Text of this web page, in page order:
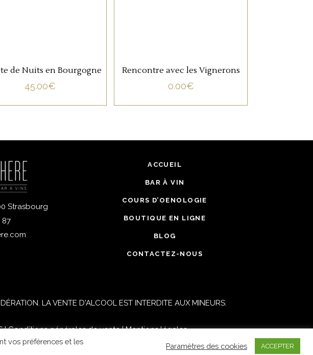
de Nuits en Bourgogne
45.00€
Rencontre avec les Vignerons
0.00€
Strasbourg
87
ACCUEIL
BAR À VIN
COURS D’OENOLOGIE
BOUTIQUE EN LIGNE
BLOG
CONTACTEZ-NOUS
LA VENTE D'ALCOOL EST INTERDITE AUX MINEURS.
|Conditions générales de vente|Mentions légales
vos préférences et les
Paramètres des cookies ACCEPTER